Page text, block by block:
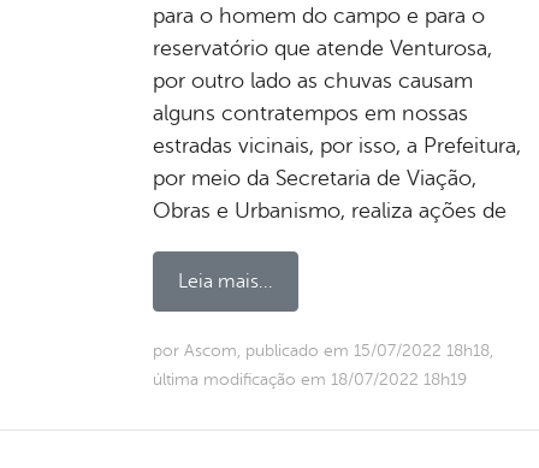
para o homem do campo e para o
reservatório que atende Venturosa,
por outro lado as chuvas causam
alguns contratempos em nossas
estradas vicinais, por isso, a Prefeitura,
por meio da Secretaria de Viação,
Obras e Urbanismo, realiza ações de
Leia mais...
por Ascom, publicado em 15/07/2022 18h18,
última modificação em 18/07/2022 18h19